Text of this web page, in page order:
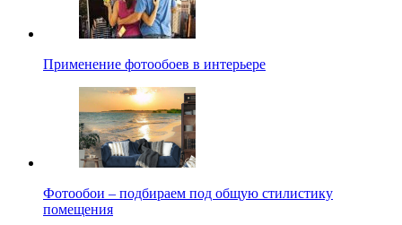
Применение фотообоев в интерьере
Фотообои – подбираем под общую стилистику
помещения